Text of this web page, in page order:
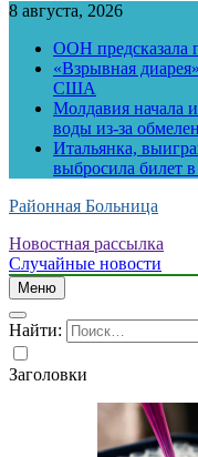
8 августа, 2026
ООН предсказала
«Взрывная
США
Молдавия начала
воды из-за
Итальянка,
выбросила билет
Районная Больница
Новостная рассылка
Случайные новости
Меню
Найти:
Заголовки